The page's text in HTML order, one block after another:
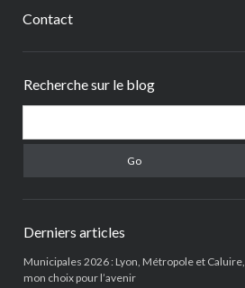
Contact
Recherche sur le blog
Derniers articles
Municipales 2026 : Lyon, Métropole et Caluire,
mon choix pour l’avenir